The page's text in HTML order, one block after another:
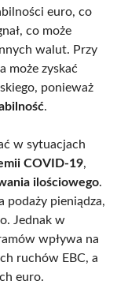
euro, co
co może
walut. Przy
może zyskać
ponieważ
.
w sytuacjach
COVID-19,
ilościowego.
podaży pieniądza,
Jednak w
wpływa na
ruchów EBC, a
euro.